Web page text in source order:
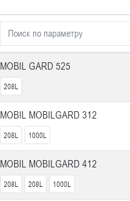
MOBIL GARD 525
208L
MOBIL MOBILGARD 312
208L 1000L
MOBIL MOBILGARD 412
208L 208L 1000L